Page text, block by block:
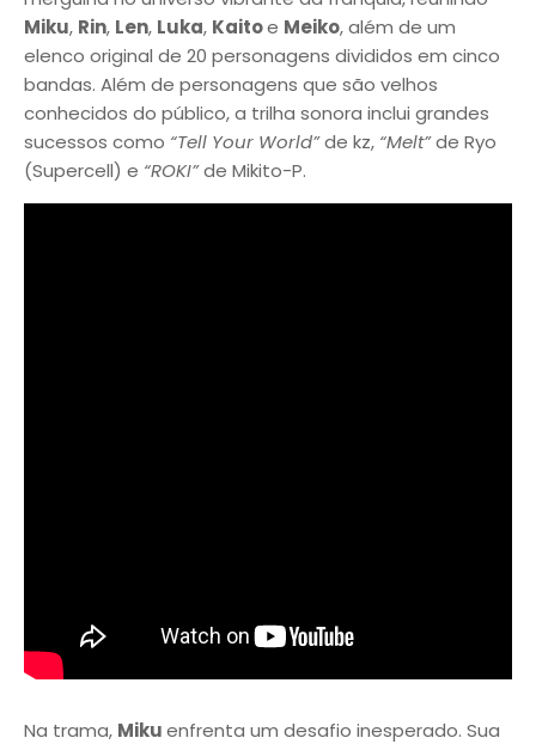
Miku, Rin, Len, Luka, Kaitoe Meiko, além de um
elenco original de 20 personagens divididos em cinco
bandas. Além de personagens que são velhos
conhecidos do público, a trilha sonora inclui grandes
sucessos como “Tell Your World”de kz, “Melt”de Ryo
(Supercell) e “ROKI”de Mikito-P.
Na trama, Mikuenfrenta um desafio inesperado. Sua